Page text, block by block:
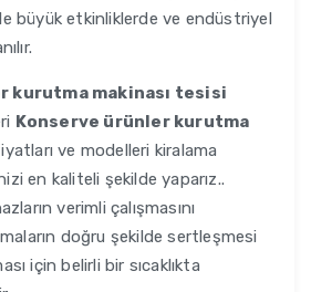
büyük etkinliklerde ve endüstriyel
kurutma makinası tesisi
Konserve ürünler kurutma
ve modelleri kiralama
en kaliteli şekilde yaparız..
verimli çalışmasını
doğru şekilde sertleşmesi
için belirli bir sıcaklıkta